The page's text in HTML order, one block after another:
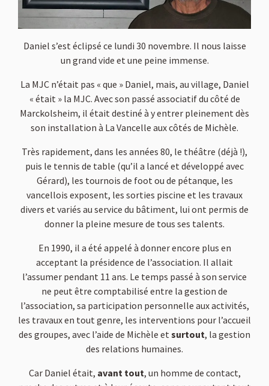
Daniel s’est éclipsé ce lundi 30 novembre. Il nous laisse
un grand vide et une peine immense.
La MJC n’était pas « que » Daniel, mais, au village, Daniel
« était » la MJC. Avec son passé associatif du côté de
Marckolsheim, il était destiné à y entrer pleinement dès
son installation à La Vancelle aux côtés de Michèle.
Très rapidement, dans les années 80, le théâtre (déjà !),
puis le tennis de table (qu’il a lancé et développé avec
Gérard), les tournois de foot ou de pétanque, les
vancellois exposent, les sorties piscine et les travaux
divers et variés au service du bâtiment, lui ont permis de
donner la pleine mesure de tous ses talents.
En 1990, il a été appelé à donner encore plus en
acceptant la présidence de l’association. Il allait
l’assumer pendant 11 ans. Le temps passé à son service
ne peut être comptabilisé entre la gestion de
l’association, sa participation personnelle aux activités,
les travaux en tout genre, les interventions pour l’accueil
des groupes, avec l’aide de Michèle etsurtout, la gestion
des relations humaines.
Car Daniel était, avant tout, un homme de contact,